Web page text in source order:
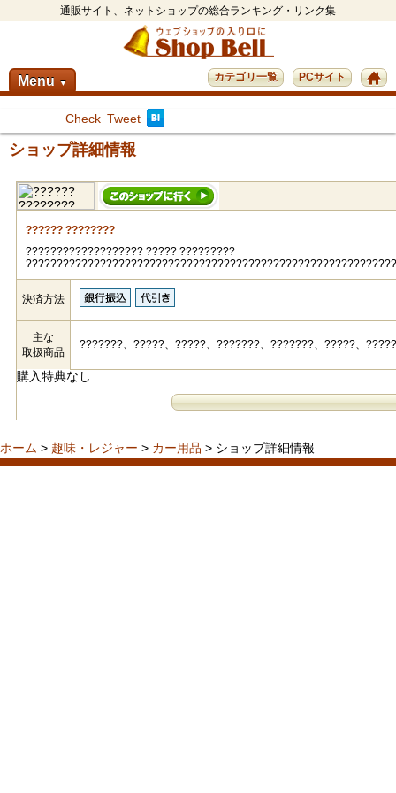
通販サイト、ネットショップの総合ランキング・リンク集
Menu ▼ PCサイト
カテゴリ一覧
Check Tweet
ショップ詳細情報
?????? ????????
??????????????????? ????? ?????????
決済方法
主な
取扱商品
???????、?????、?????、???????、???????、?????、
購入特典なし
ホーム > 趣味・レジャー > カー用品 > ショップ詳細情報